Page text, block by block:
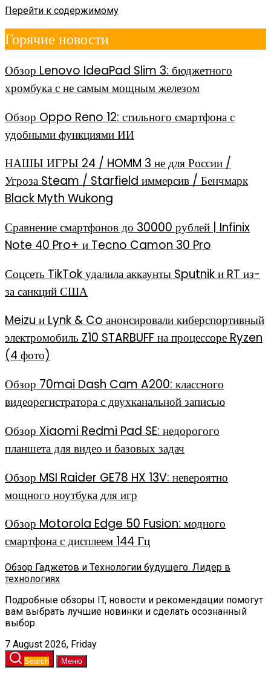
Перейти к содержимому
Горячие новости
Обзор Lenovo IdeaPad Slim 3: бюджетного
хромбука с не самым мощным железом
Обзор Oppo Reno 12: стильного смартфона с
удобными функциями ИИ
НАШЫ ИГРЫ 24 / HOMM 3 не для России /
Угроза Steam / Starfield иммерсив / Бенчмарк
Black Myth Wukong
Сравнение смартфонов до 30000 рублей | Infinix
Note 40 Pro+ и Tecno Camon 30 Pro
Соцсеть TikTok удалила аккаунты Sputnik и RT из-
за санкций США
Meizu и Lynk & Co анонсировали киберспортивный
электромобиль Z10 STARBUFF на процессоре Ryzen
(4 фото)
Обзор 70mai Dash Cam A200: классного
видеорегистратора с двухканальной записью
Обзор Xiaomi Redmi Pad SE: недорогого
планшета для видео и базовых задач
Обзор MSI Raider GE78 HX 13V: невероятно
мощного ноутбука для игр
Обзор Motorola Edge 50 Fusion: модного
смартфона с дисплеем 144 Гц
Обзор Гаджетов и Технологии будущего. Лидер в
технологиях
Подробные обзоры IT, новости и рекомендации помогут
вам выбрать лучшие новинки и сделать осознанный
выбор.
7 August 2026, Friday
Search Меню